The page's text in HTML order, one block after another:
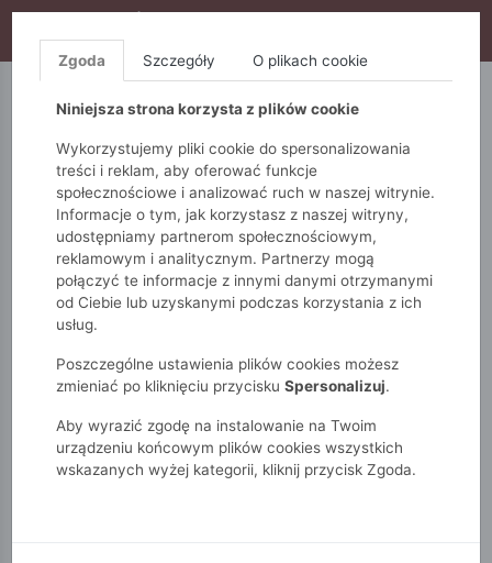
S10), DODATKOWE 15% ZA 3SZT (KOD: S15)
5.10.15. QUIOSQUE
Monnari Zobacz wszystko
Bluzki i t-shirty
Koszule
Zgoda Szczegóły O plikach cookie
Niniejsza strona korzysta z plików cookie
Wykorzystujemy pliki cookie do spersonalizowania
treści i reklam, aby oferować funkcje
społecznościowe i analizować ruch w naszej witrynie.
Informacje o tym, jak korzystasz z naszej witryny,
udostępniamy partnerom społecznościowym,
reklamowym i analitycznym. Partnerzy mogą
połączyć te informacje z innymi danymi otrzymanymi
od Ciebie lub uzyskanymi podczas korzystania z ich
usług.
Poszczególne ustawienia plików cookies możesz
zmieniać po kliknięciu przycisku Spersonalizuj.
Aby wyrazić zgodę na instalowanie na Twoim
urządzeniu końcowym plików cookies wszystkich
wskazanych wyżej kategorii, kliknij przycisk Zgoda.